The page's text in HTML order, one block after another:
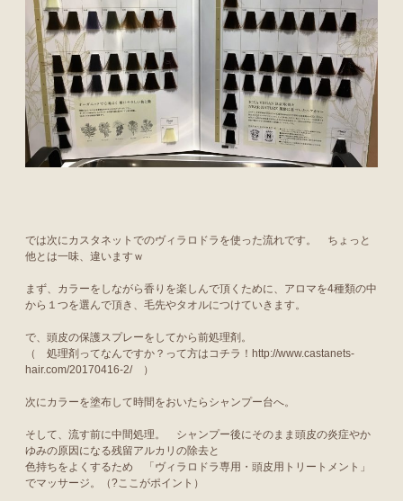
では次にカスタネットでのヴィラロドラを使った流れです。 ちょっと
他とは一味、違いますｗ
まず、カラーをしながら香りを楽しんで頂くために、アロマを4種類の中
から１つを選んで頂き、毛先やタオルにつけていきます。
で、頭皮の保護スプレーをしてから前処理剤。
（ 処理剤ってなんですか？って方はコチラ！ http://www.castanets-
hair.com/20170416-2/）
次にカラーを塗布して時間をおいたらシャンプー台へ。
そして、流す前に中間処理。 シャンプー後にそのまま頭皮の炎症やか
ゆみの原因になる残留アルカリの除去と
色持ちをよくするため 「ヴィラロドラ専用・頭皮用トリートメント」
でマッサージ。（?ここがポイント）